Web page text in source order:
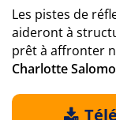
Les pistes de
aideront à
prêt à affronter
Charlotte